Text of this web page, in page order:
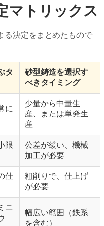
マトリックス
る決定をまとめたもので
タ
砂型鋳造を選択す
べきタイミング
に
少量から中量生
産、または単発生
産
限
公差が緩い、機械
加工が必要
仕
粗削りで、仕上げ
が必要
ニ
幅広い範囲（鉄系
を含む）